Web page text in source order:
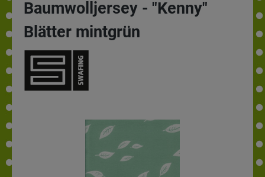
Baumwolljersey - "Kenny"
Blätter mintgrün